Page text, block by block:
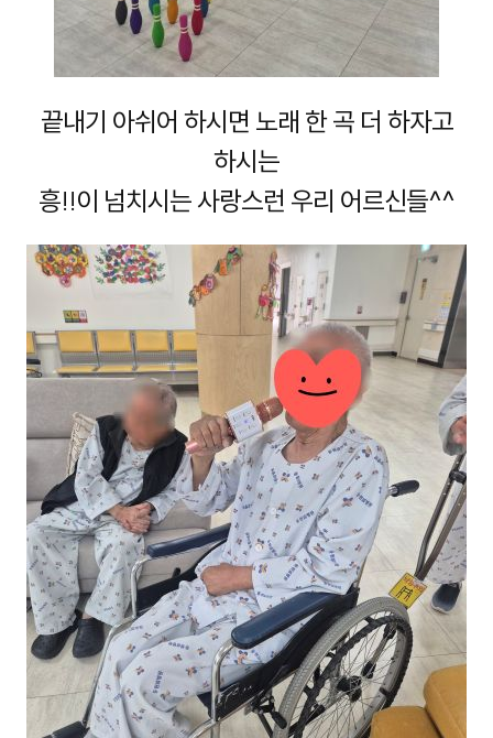
끝내기 아쉬어 하시면 노래 한 곡 더 하자고
하시는
흥!!이 넘치시는 사랑스런 우리 어르신들^^